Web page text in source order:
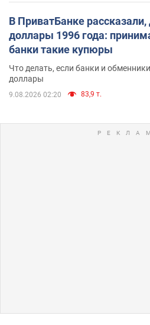
В ПриватБанке
доллары 1996 года:
банки такие купюры
Что делать, если банки и
доллары
9.08.2026 02:20 83,9 т.